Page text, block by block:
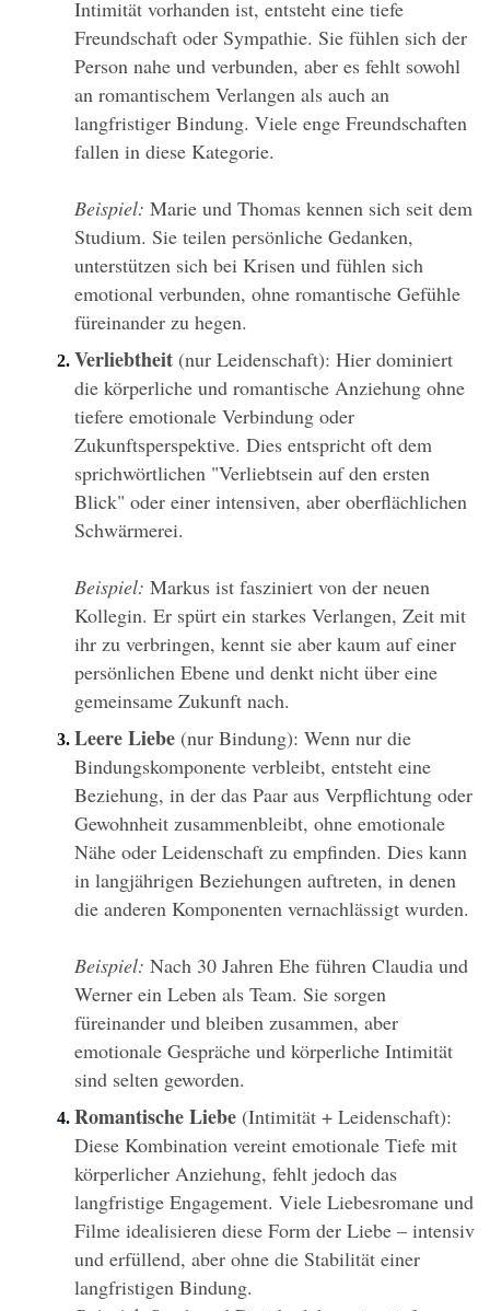
Intimität vorhanden ist, entsteht eine tiefe
Freundschaft oder Sympathie. Sie fühlen sich der
Person nahe und verbunden, aber es fehlt sowohl
an romantischem Verlangen als auch an
langfristiger Bindung. Viele enge Freundschaften
fallen in diese Kategorie.
Beispiel: Marie und Thomas kennen sich seit dem
Studium. Sie teilen persönliche Gedanken,
unterstützen sich bei Krisen und fühlen sich
emotional verbunden, ohne romantische Gefühle
füreinander zu hegen.
Verliebtheit (nur Leidenschaft): Hier dominiert
die körperliche und romantische Anziehung ohne
tiefere emotionale Verbindung oder
Zukunftsperspektive. Dies entspricht oft dem
sprichwörtlichen "Verliebtsein auf den ersten
Blick" oder einer intensiven, aber oberflächlichen
Schwärmerei.
Beispiel: Markus ist fasziniert von der neuen
Kollegin. Er spürt ein starkes Verlangen, Zeit mit
ihr zu verbringen, kennt sie aber kaum auf einer
persönlichen Ebene und denkt nicht über eine
gemeinsame Zukunft nach.
Leere Liebe (nur Bindung): Wenn nur die
Bindungskomponente verbleibt, entsteht eine
Beziehung, in der das Paar aus Verpflichtung oder
Gewohnheit zusammenbleibt, ohne emotionale
Nähe oder Leidenschaft zu empfinden. Dies kann
in langjährigen Beziehungen auftreten, in denen
die anderen Komponenten vernachlässigt wurden.
Beispiel: Nach 30 Jahren Ehe führen Claudia und
Werner ein Leben als Team. Sie sorgen
füreinander und bleiben zusammen, aber
emotionale Gespräche und körperliche Intimität
sind selten geworden.
Romantische Liebe (Intimität + Leidenschaft):
Diese Kombination vereint emotionale Tiefe mit
körperlicher Anziehung, fehlt jedoch das
langfristige Engagement. Viele Liebesromane und
Filme idealisieren diese Form der Liebe – intensiv
und erfüllend, aber ohne die Stabilität einer
langfristigen Bindung.